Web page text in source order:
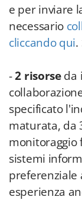
e per inviare
necessario
cliccando qui.
-2 risorseda
specificato
maturata, da
monitoraggio
sistemi
preferenziale
esperienza